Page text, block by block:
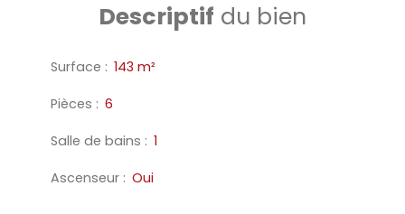
Descriptif du bien
Surface : 143 m²
Pièces : 6
Salle de bains : 1
Ascenseur : Oui